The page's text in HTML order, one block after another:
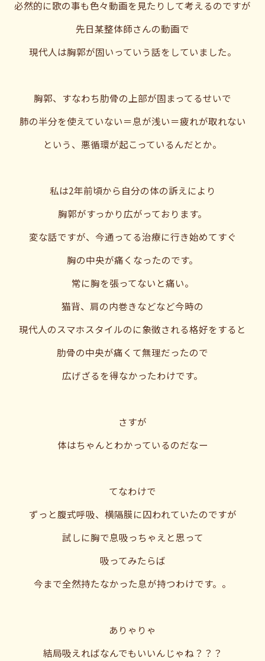
必然的に歌の事も色々動画を見たりして考えるのですが
先日某整体師さんの動画で
現代人は胸郭が固いっていう話をしていました。
胸郭、すなわち肋骨の上部が固まってるせいで
肺の半分を使えていない＝息が浅い＝疲れが取れない
という、悪循環が起こっているんだとか。
私は2年前頃から自分の体の訴えにより
胸郭がすっかり広がっております。
変な話ですが、今通ってる治療に行き始めてすぐ
胸の中央が痛くなったのです。
常に胸を張ってないと痛い。
猫背、肩の内巻きなどなど今時の
現代人のスマホスタイルのに象徴される格好をすると
肋骨の中央が痛くて無理だったので
広げざるを得なかったわけです。
さすが
体はちゃんとわかっているのだなー
てなわけで
ずっと腹式呼吸、横隔膜に囚われていたのですが
試しに胸で息吸っちゃえと思って
吸ってみたらば
今まで全然持たなかった息が持つわけです。。
ありゃりゃ
結局吸えればなんでもいいんじゃね？？？